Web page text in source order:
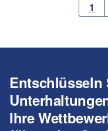
1
Entschlüsseln
Ihre